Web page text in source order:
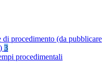
di procedimento (da pubblicare
3
procedimentali